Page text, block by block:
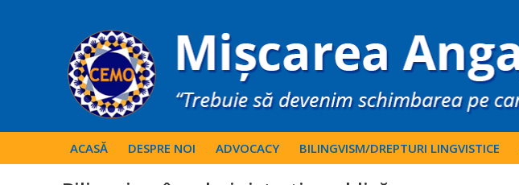
ACASĂ DESPRE NOI ADVOCACY BILINGVISM/DREPTURI LINGVISTICE